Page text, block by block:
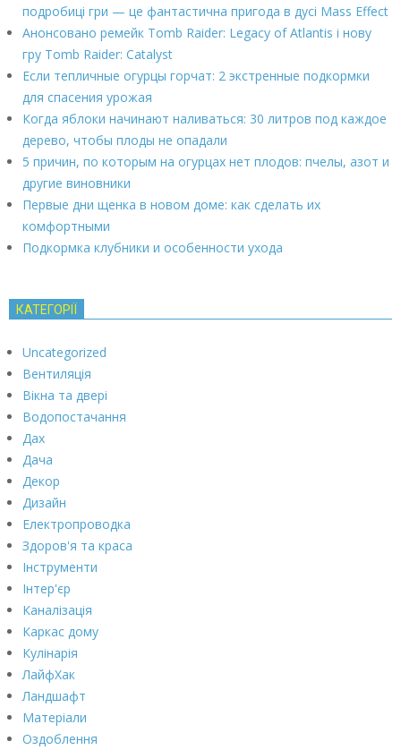
подробиці гри — це фантастична пригода в дусі Mass Effect
Анонсовано ремейк Tomb Raider: Legacy of Atlantis і нову
гру Tomb Raider: Catalyst
Если тепличные огурцы горчат: 2 экстренные подкормки
для спасения урожая
Когда яблоки начинают наливаться: 30 литров под каждое
дерево, чтобы плоды не опадали
5 причин, по которым на огурцах нет плодов: пчелы, азот и
другие виновники
Первые дни щенка в новом доме: как сделать их
комфортными
Подкормка клубники и особенности ухода
КАТЕГОРІЇ
Uncategorized
Вентиляція
Вікна та двері
Водопостачання
Дах
Дача
Декор
Дизайн
Електропроводка
Здоров'я та краса
Інструменти
Інтер'єр
Каналізація
Каркас дому
Кулінарія
ЛайфХак
Ландшафт
Матеріали
Оздоблення